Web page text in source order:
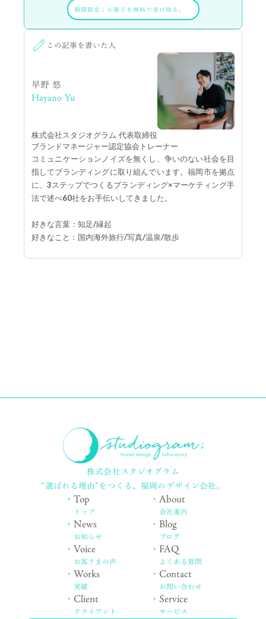
期間限定 ｜ 小冊子を無料で受け取る。
この記事を書いた人
早野 悠
Hayano Yu
株式会社スタジオグラム 代表取締役
ブランドマネージャー認定協会トレーナー
コミュニケーションノイズを無くし、争いのない社会を目
指してブランディングに取り組んでいます。福岡市を拠点
に、3ステップでつくるブランディング×マーケティング手
法で述べ60社をお手伝いしてきました。
好きな言葉：知足/縁起
好きなこと：国内海外旅行/写真/温泉/散歩
株式会社スタジオグラム
“選ばれる理由”をつくる、福岡のデザイン会社。
・Top
トップ
・News
お知らせ
・Voice
お客さまの声
・Works
実績
・ Client
クライアント
・About
会社案内
・ Blog
ブログ
・ FAQ
よくある質問
・ Contact
お問い合わせ
・ Service
サービス